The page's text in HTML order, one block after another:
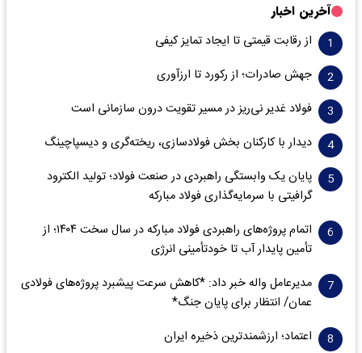
آخرین اخبار
از رقابت قیمتی تا ایجاد تمایز کیفی
جهش صادرات؛ از رکورد تا ارزآوری
فولاد غدیر نی‌ریز در مسیر تقویت درون سازمانی است
دیدار با کارکنان بخش فولادسازی، ریخته‌گری و دیسپاچینگ
پایان یک وابستگی راهبردی در صنعت فولاد؛ تولید الکترود
گرافیتی با سرمایه‌گذاری فولاد مبارکه
اتمام پروژه‌های راهبردی فولاد مبارکه در سال سخت ۱۴۰۴؛ از
تأمین پایدار آب تا خودتأمینی انرژی
مدیرعامل واله خبر داد: *کاهش سرعت پیشبرد پروژه‌های فولادی
عمان/ انتظار برای پایان جنگ*
اعتماد؛ ارزشمندترین ذخیره ایران